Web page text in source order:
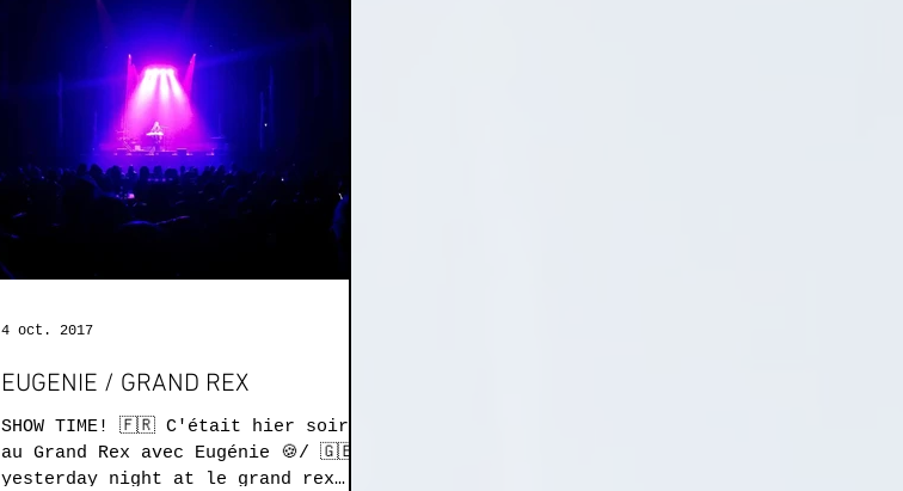
EUGENIE / GRAND REX
SHOW TIME! 🇫🇷 C'était hier soir
au Grand Rex avec Eugénie 🍪/ 🇬🇧
yesterday night at le grand rex
4 oct. 2017